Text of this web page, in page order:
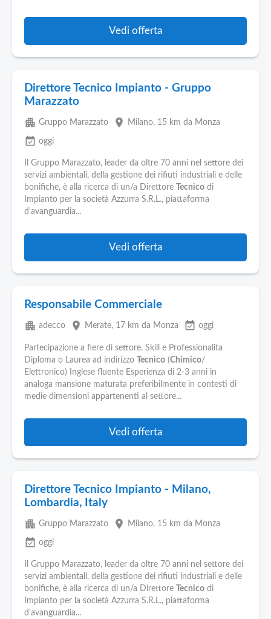
Vedi offerta
Direttore Tecnico Impianto - Gruppo
Marazzato
apartment Gruppo Marazzato place Milano, 15 km da Monza
event_available oggi
Il Gruppo Marazzato, leader da oltre 70 anni nel settore dei
servizi ambientali, della gestione dei rifiuti industriali e delle
bonifiche, è alla ricerca di un/a Direttore
Tecnico di
Impianto per la società Azzurra S.R.L., piattaforma
d'avanguardia...
Vedi offerta
Responsabile Commerciale
apartment adecco place Merate, 17 km da Monza event_available oggi
Partecipazione a fiere di settore. Skill e Professionalita
Diploma o Laurea ad indirizzo
Tecnico (Chimico/
Elettronico) Inglese fluente Esperienza di 2-3 anni in
analoga mansione maturata preferibilmente in contesti di
medie dimensioni appartenenti al settore...
Vedi offerta
Direttore Tecnico Impianto - Milano,
Lombardia, Italy
apartment Gruppo Marazzato place Milano, 15 km da Monza
event_available oggi
Il Gruppo Marazzato, leader da oltre 70 anni nel settore dei
servizi ambientali, della gestione dei rifiuti industriali e delle
bonifiche, è alla ricerca di un/a Direttore
Tecnico di
Impianto per la società Azzurra S.R.L., piattaforma
d'avanguardia...